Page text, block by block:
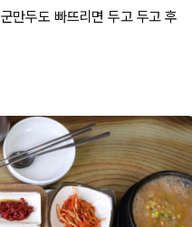
만두도 빠뜨리면 두고 두고 후